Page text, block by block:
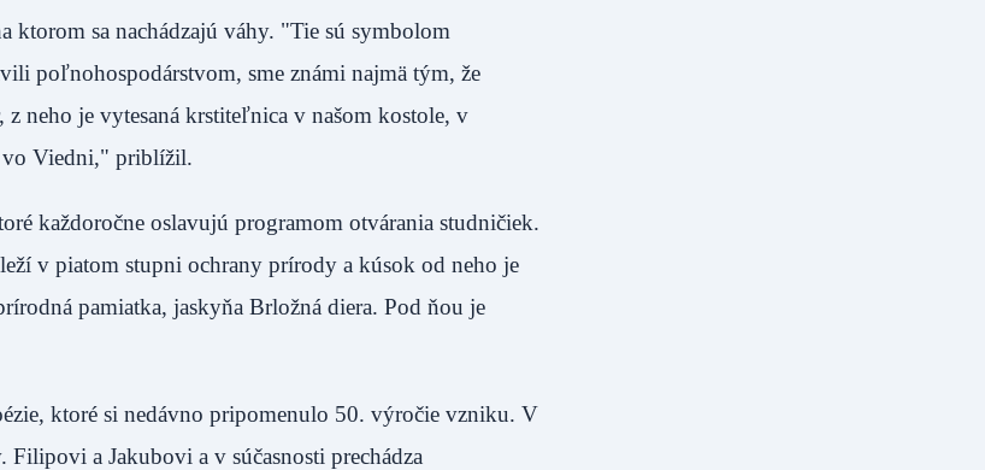
sa nachádzajú váhy. "Tie sú symbolom
poľnohospodárstvom, sme známi najmä tým, že
neho je vytesaná krstiteľnica v našom kostole, v
i vo Viedni," priblížil.
každoročne oslavujú programom otvárania studničiek.
v piatom stupni ochrany prírody a kúsok od neho je
pamiatka, jaskyňa Brložná diera. Pod ňou je
ktoré si nedávno pripomenulo 50. výročie vzniku. V
a Jakubovi a v súčasnosti prechádza